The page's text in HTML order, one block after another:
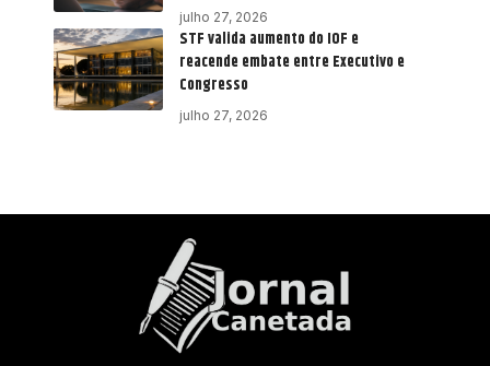
julho 27, 2026
STF valida aumento do IOF e
reacende embate entre Executivo e
Congresso
julho 27, 2026